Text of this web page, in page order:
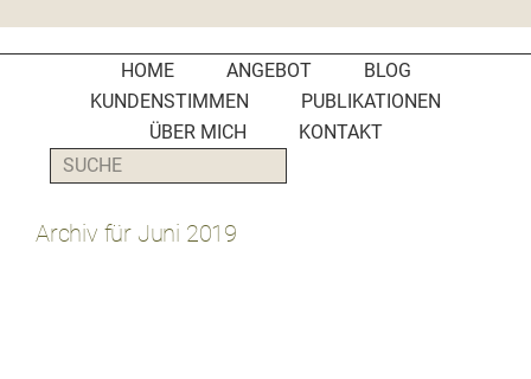
Social
Media
Manager
PR-
Agenturen
HOME ANGEBOT
BLOG
KUNDENSTIMMEN
PUBLIKATIONEN
ÜBER MICH
KONTAKT
SUCHE
Archiv für Juni 2019